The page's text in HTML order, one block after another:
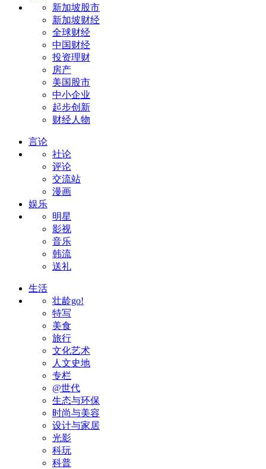
新加坡股市
新加坡财经
全球财经
中国财经
投资理财
房产
美国股市
中小企业
起步创新
财经人物
言论
社论
评论
交流站
漫画
娱乐
明星
影视
音乐
韩流
送礼
生活
壮龄go!
特写
美食
旅行
文化艺术
人文史地
专栏
@世代
生态与环保
时尚与美容
设计与家居
光影
科玩
科普